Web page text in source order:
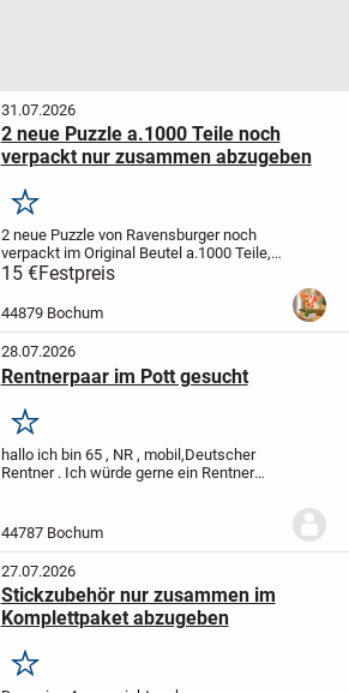
31.07.2026
2 neue Puzzle a.1000 Teile noch
verpackt nur zusammen abzugeben
Merken
2 neue Puzzle von Ravensburger noch
verpackt im Original Beutel a.1000 Teile,
mit einem ausgedruckten Foto als
Vorlage, da beim Umzug die Kartons leider
kaputt gegangen sind.
15 €Festpreis
44879 Bochum
28.07.2026
Rentnerpaar im Pott gesucht
Merken
halloich bin 65 , NR , mobil,Deutscher
Rentner . Ich würde gerne ein Rentner
aber auch Filme schauen u quasseln
44787 Bochum
27.07.2026
Stickzubehör nur zusammen im
Komplettpaket abzugeben
Merken